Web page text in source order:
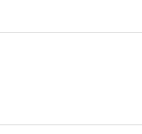
准任职
律法规，
职责，忠